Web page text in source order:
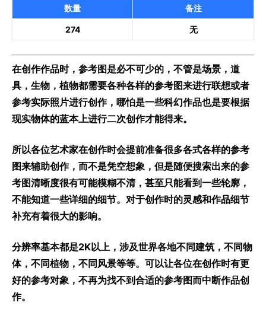
数量 备注
274 无
在创作作品时，参考图是必不可少的，不管是场景，道
具，生物，植物都需要各种各样的参考图来进行联想或者
参考实际照片进行创作，哪怕是一些科幻作品也是要根据
现实物体的蓝本上进行二次创作才能得来。
所以各位艺术家在创作时会提前准备很多各式各样的参考
图来辅助创作，而不是凭空想象，但是随便搜索出来的参
考图清晰度很有可能模糊不清，甚至只能看到一些轮廓，
不能知道一些详细的细节。对于创作时的灵感和作品细节
补充有着很大的影响。
分辨率基本都是2K以上，涉及世界各地不同建筑，不同物
体，不同植物，不同风景等等。可以让各位在创作时有更
好的参考对象，不再为找不到合适的参考图而中断作品创
作。